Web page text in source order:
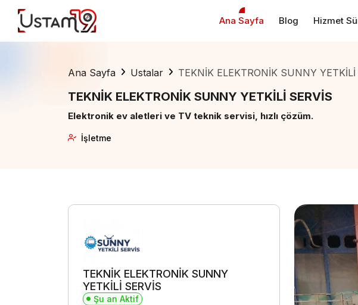
Ana Sayfa Blog Hizmet
Ana Sayfa Ustalar TEKNİK ELEKTRONİK SUNNY YETKİLİ
TEKNİK ELEKTRONİK SUNNY YETKİLİ SERVİS
Elektronik ev aletleri ve TV teknik servisi, hızlı çözüm.
İşletme
TEKNİK ELEKTRONİK SUNNY
YETKİLİ SERVİS
Şu an Aktif